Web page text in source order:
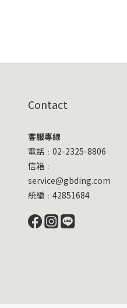
Contact
客服專線
電話﹕02-2325-8806
信箱﹕
service@gbding.com
統編﹕42851684